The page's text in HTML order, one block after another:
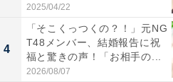
表...
2025/04/22
4
「そこくっつくの？！」元NG
T48メンバー、結婚報告に祝
福と驚きの声！「お相手の...
2026/08/07